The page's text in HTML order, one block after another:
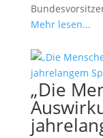
Mehr lesen...
„Die